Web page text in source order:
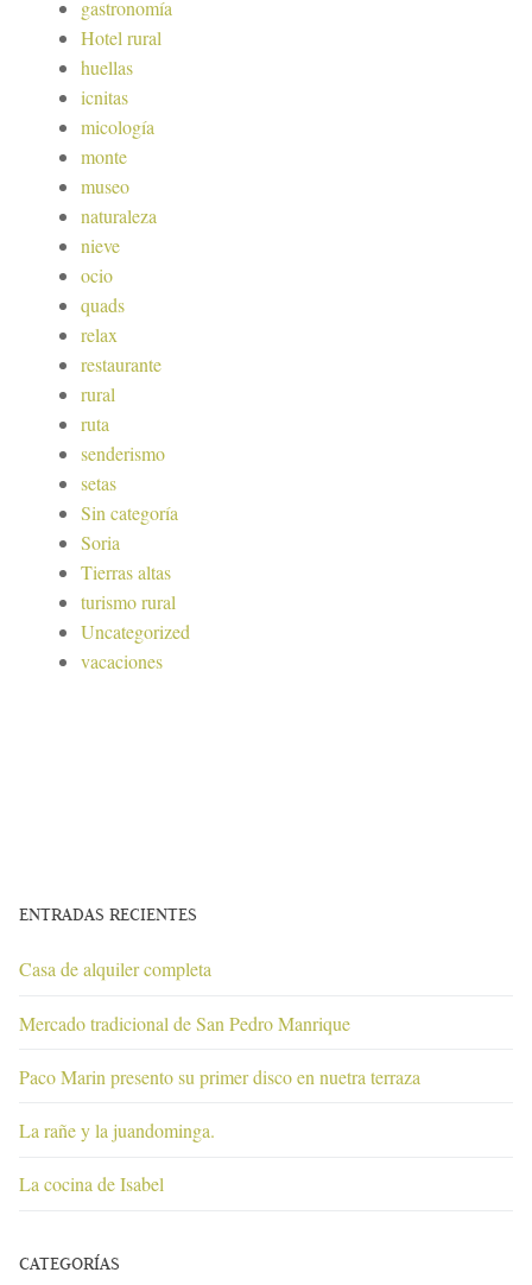
gastronomía
Hotel rural
huellas
icnitas
micología
monte
museo
naturaleza
nieve
ocio
quads
relax
restaurante
rural
ruta
senderismo
setas
Sin categoría
Soria
Tierras altas
turismo rural
Uncategorized
vacaciones
ENTRADAS RECIENTES
Casa de alquiler completa
Mercado tradicional de San Pedro Manrique
Paco Marin presento su primer disco en nuetra terraza
La rañe y la juandominga.
La cocina de Isabel
CATEGORÍAS